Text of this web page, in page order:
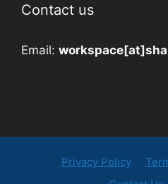
Contact us
Email:
Privacy Policy